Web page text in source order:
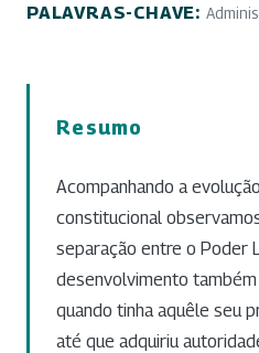
PALAVRAS-CHAVE:
Resumo
Acompanhando a
constitucional
separação entre o Poder
desenvolvimento
quando tinha aquêle seu
até que adquiriu